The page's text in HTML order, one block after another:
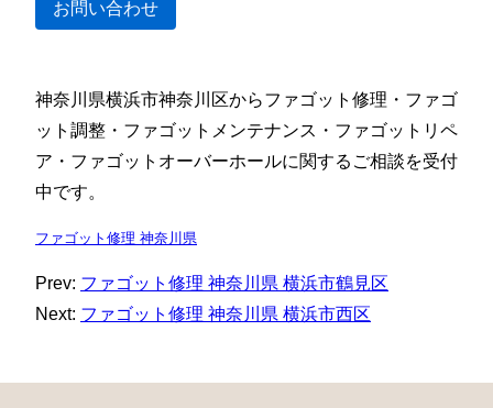
お問い合わせ
神奈川県横浜市神奈川区からファゴット修理・ファゴ
ット調整・ファゴットメンテナンス・ファゴットリペ
ア・ファゴットオーバーホールに関するご相談を受付
中です。
ファゴット修理 神奈川県
Prev: ファゴット修理 神奈川県 横浜市鶴見区
Next: ファゴット修理 神奈川県 横浜市西区